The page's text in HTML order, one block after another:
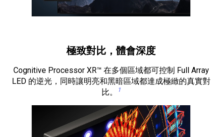
極致對比，體會深度
Cognitive Processor XR™ 在多個區域都可控制 Full Array
LED 的逆光，同時讓明亮和黑暗區域都達成極緻的真實對
比。
1